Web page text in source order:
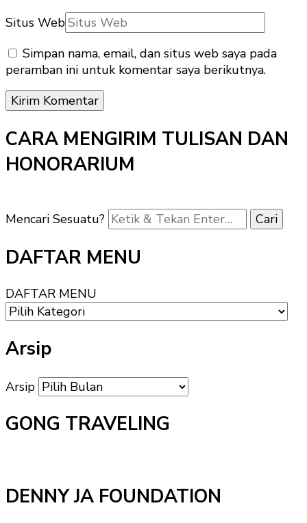
Situs Web
Simpan nama, email, dan situs web saya pada
peramban ini untuk komentar saya berikutnya.
CARA MENGIRIM TULISAN DAN
HONORARIUM
Mencari Sesuatu?
DAFTAR MENU
DAFTAR MENU
Arsip
Arsip
GONG TRAVELING
DENNY JA FOUNDATION